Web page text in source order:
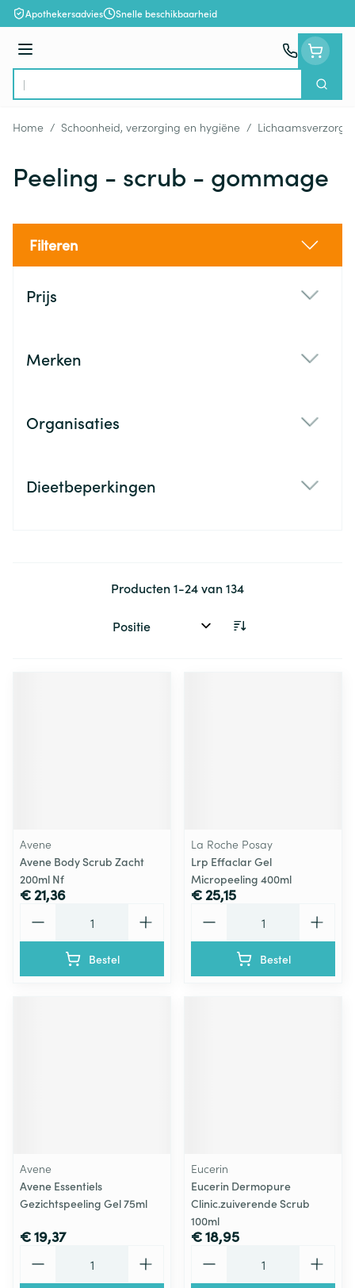
Ga naar de inhoud
Apothekersadvies Snelle beschikbaarheid
Menu
Product, merk, categorie...
Zoek
Home / Schoonheid, verzorging en hygiëne /
Peeling - scrub - gommage
Filteren
Prijs
Merken
Organisaties
Dieetbeperkingen
Producten1-24van134
Sorteer op:
Avene
Avene Body Scrub Zacht
200ml Nf
€ 21,36
Bestel
La Roche Posay
Lrp Effaclar Gel
Micropeeling 400ml
€ 25,15
Bestel
Avene
Avene Essentiels
Gezichtspeeling Gel 75ml
€ 19,37
Eucerin
Eucerin Dermopure
Clinic.zuiverende Scrub
100ml
€ 18,95